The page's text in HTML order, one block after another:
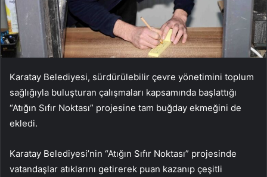
Karatay Belediyesi, sürdürülebilir çevre yönetimini toplum
sağlığıyla buluşturan çalışmaları kapsamında başlattığı
“Atığın Sıfır Noktası” projesine tam buğday ekmeğini de
ekledi.
Karatay Belediyesi’nin “Atığın Sıfır Noktası” projesinde
vatandaşlar atıklarını getirerek puan kazanıp çeşitli